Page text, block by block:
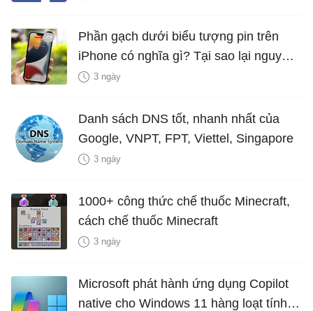
Phần gạch dưới biểu tượng pin trên
iPhone có nghĩa gì? Tại sao lại nguy
hiểm?
3 ngày
Danh sách DNS tốt, nhanh nhất của
Google, VNPT, FPT, Viettel, Singapore
3 ngày
1000+ công thức chế thuốc Minecraft,
cách chế thuốc Minecraft
3 ngày
Microsoft phát hành ứng dụng Copilot
native cho Windows 11 hàng loạt tính